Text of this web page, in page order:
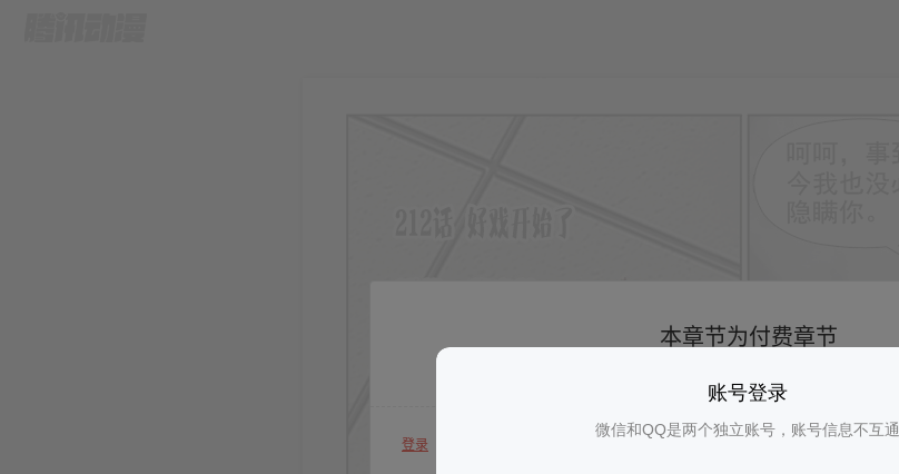
账号登录
微信和QQ是两个独立账号，账号信息不互通